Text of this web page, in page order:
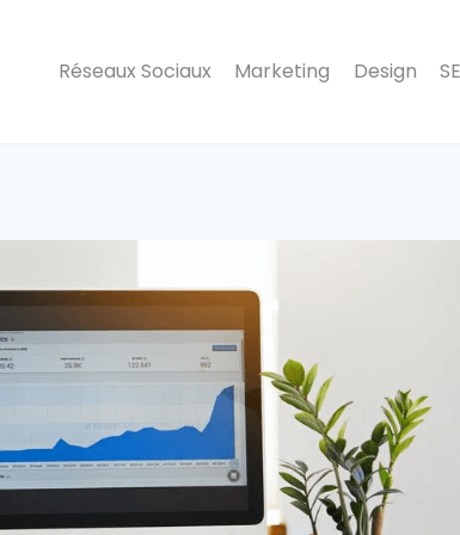
Réseaux Sociaux Marketing Design